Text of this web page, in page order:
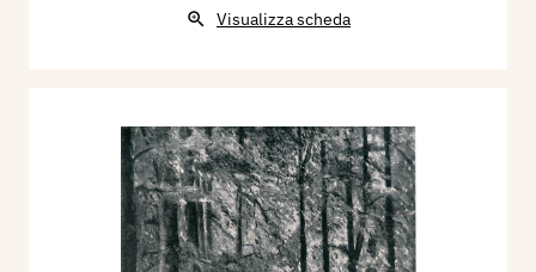
stimato e amato, quasi da lui scoperto.
italiane organizzate a Vienna, Parigi, Oslo,
Stoccolma, Buenos Aires, Budapest, Monaco e
Nel 1934 gli è stato assegnato il «Premio Ricci»
Visualizza scheda